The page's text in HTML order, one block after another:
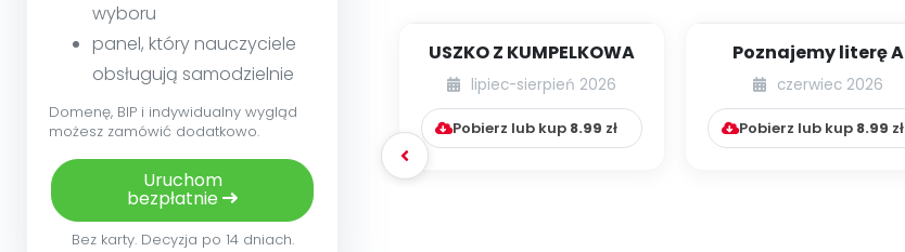
wyboru
panel, który nauczyciele
obsługują samodzielnie
Domenę, BIP i indywidualny wygląd
możesz zamówić dodatkowo.
Uruchom
bezpłatnie
Bez karty. Decyzja po 14 dniach.
USZKO Z KUMPELKOWA
lipiec-sierpień 2026
Pobierz lub kup 8.99 zł
Poznajemy literę A
czerwiec 2026
Pobierz lub kup 8.99 zł